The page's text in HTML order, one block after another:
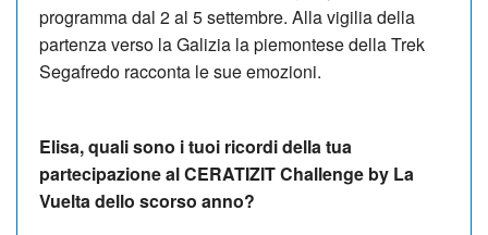
programma dal 2 al 5 settembre. Alla vigilia della
partenza verso la Galizia la piemontese della Trek
Segafredo racconta le sue emozioni.
Elisa, quali sono i tuoi ricordi della tua
partecipazione al CERATIZIT Challenge by La
Vuelta dello scorso anno?